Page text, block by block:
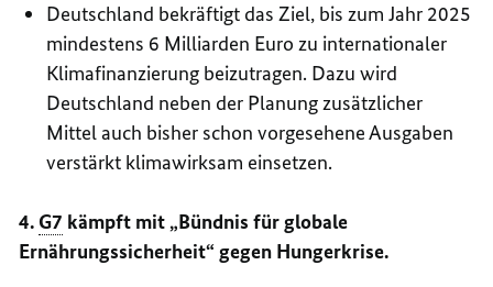
Deutschland bekräftigt das Ziel, bis zum Jahr 2025
mindestens 6 Milliarden Euro zu internationaler
Klimafinanzierung beizutragen. Dazu wird
Deutschland neben der Planung zusätzlicher
Mittel auch bisher schon vorgesehene Ausgaben
verstärkt klimawirksam einsetzen.
4. G7 kämpft mit „Bündnis für globale
Ernährungssicherheit“ gegen Hungerkrise.